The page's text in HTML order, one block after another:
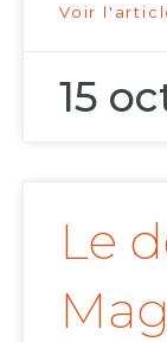
Voir
15
Le